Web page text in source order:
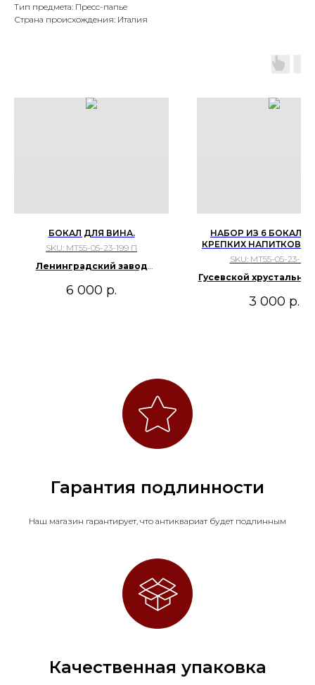
Тип предмета: Пресс-папье
Страна происхождения: Италия
БОКАЛ ДЛЯ ВИНА.
SKU: МТ55-05-23-199 П
Ленинградский завод
6 000 р.
НАБОР ИЗ 6
КРЕПКИХ НАПИТКОВ.
И. РОГОВ
SKU: МТ55-05-23-117
Гусевской
3 000 р.
Гарантия подлинности
Наш магазин гарантирует, что антиквариат будет подлинным
Качественная упаковка